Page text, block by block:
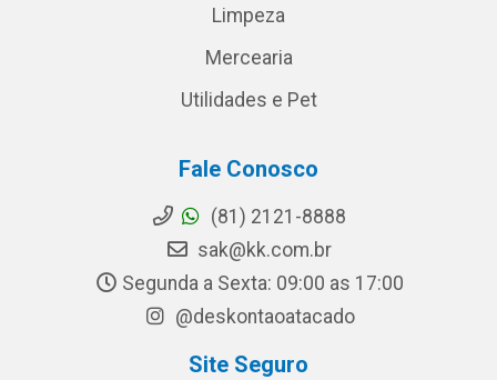
Limpeza
Mercearia
Utilidades e Pet
Fale Conosco
(81) 2121-8888
sak@kk.com.br
Segunda a Sexta: 09:00 as 17:00
@deskontaoatacado
Site Seguro